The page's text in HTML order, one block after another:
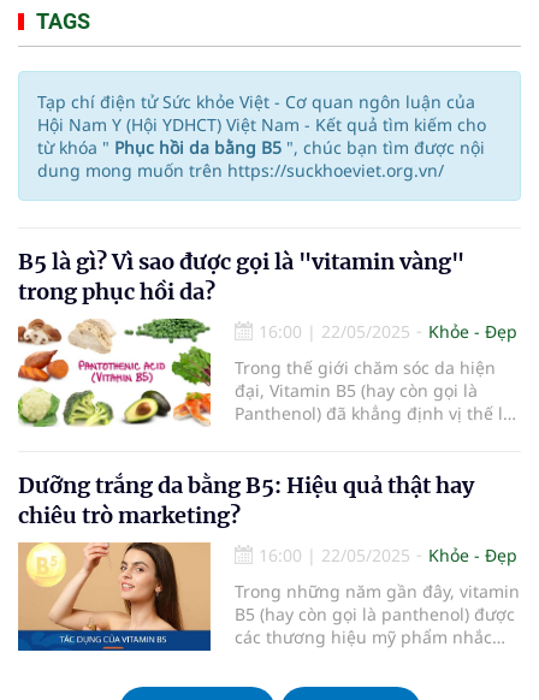
TAGS
Tạp chí điện tử Sức khỏe Việt - Cơ quan ngôn luận của
Hội Nam Y (Hội YDHCT) Việt Nam - Kết quả tìm kiếm cho
từ khóa " Phục hồi da bằng B5 ", chúc bạn tìm được nội
dung mong muốn trên https://suckhoeviet.org.vn/
B5 là gì? Vì sao được gọi là "vitamin vàng"
trong phục hồi da?
16:00 | 22/05/2025
Khỏe - Đẹp
Trong thế giới chăm sóc da hiện
đại, Vitamin B5 (hay còn gọi là
Panthenol) đã khẳng định vị thế là
và dưỡng trắng da. Với khả năng
dưỡng ẩm sâu, làm dịu và tái tạo
da, Vitamin B5 được mệnh danh là
“vitamin vàng” trong lĩnh vực chăm
Dưỡng trắng da bằng B5: Hiệu quả thật hay
chiêu trò marketing?
16:00 | 22/05/2025
Khỏe - Đẹp
Trong những năm gần đây, vitamin
B5 (hay còn gọi là panthenol) được
các thương hiệu mỹ phẩm nhắc
làng phục hồi và dưỡng trắng da.